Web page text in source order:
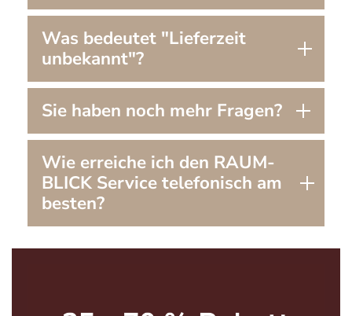
Was bedeutet "Lieferzeit
unbekannt"?
Sie haben noch mehr Fragen?
Wie erreiche ich den RAUM-
BLICK Service telefonisch am
besten?